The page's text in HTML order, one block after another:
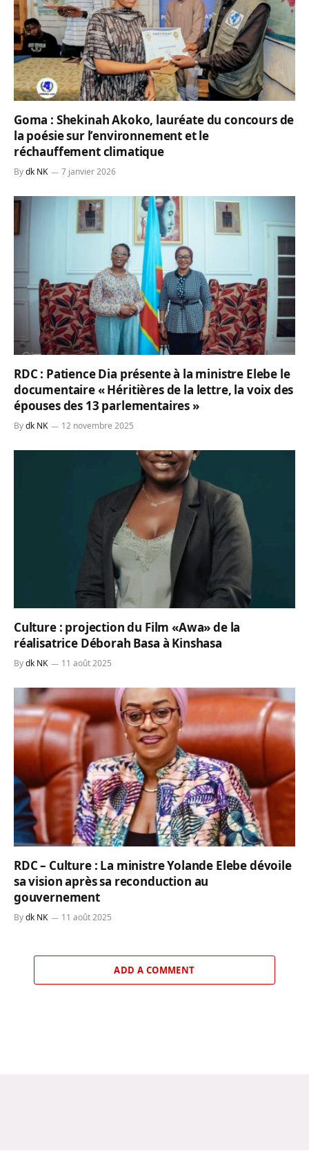
Goma : Shekinah Akoko, lauréate du concours de
la poésie sur l’environnement et le
réchauffement climatique
Bydk NK 7 janvier 2026
RDC : Patience Dia présente à la ministre Elebe le
documentaire « Héritières de la lettre, la voix des
épouses des 13 parlementaires »
Bydk NK 12 novembre 2025
Culture : projection du Film «Awa» de la
réalisatrice Déborah Basa à Kinshasa
Bydk NK 11 août 2025
RDC – Culture : La ministre Yolande Elebe dévoile
sa vision après sa reconduction au
gouvernement
Bydk NK 11 août 2025
ADD A COMMENT